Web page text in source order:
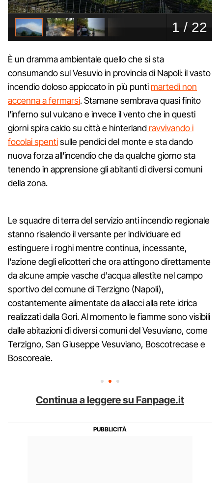
È un dramma ambientale quello che si sta
consumando sul Vesuvio in provincia di Napoli: il vasto
incendio doloso appiccato in più punti martedì non
accenna a fermarsi. Stamane sembrava quasi finito
l'inferno sul vulcano e invece il vento che in questi
giorni spira caldo su città e hinterland ravvivando i
focolai spentisulle pendici del monte e sta dando
nuova forza all'incendio che da qualche giorno sta
tenendo in apprensione gli abitanti di diversi comuni
della zona.
Le squadre di terra del servizio anti incendio regionale
stanno risalendo il versante per individuare ed
estinguere i roghi mentre continua, incessante,
l'azione degli elicotteri che ora attingono direttamente
da alcune ampie vasche d'acqua allestite nel campo
sportivo del comune di Terzigno (Napoli),
costantemente alimentate da allacci alla rete idrica
realizzati dalla Gori. Al momento le fiamme sono visibili
dalle abitazioni di diversi comuni del Vesuviano, come
Terzigno, San Giuseppe Vesuviano, Boscotrecase e
Boscoreale.
Continua a leggere su Fanpage.it